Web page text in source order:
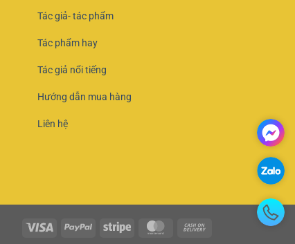
Tác giả- tác phẩm
Tác phẩm hay
Tác giả nổi tiếng
Hướng dẫn mua hàng
Liên hệ